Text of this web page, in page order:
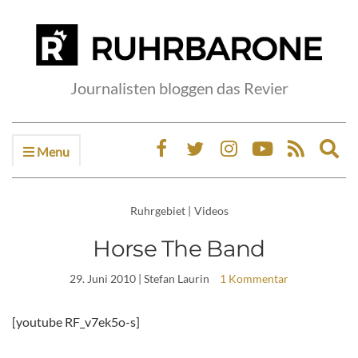
Journalisten bloggen das Revier
Menu
Ruhrgebiet | Videos
Horse The Band
29. Juni 2010 | Stefan Laurin 1 Kommentar
[youtube RF_v7ek5o-s]